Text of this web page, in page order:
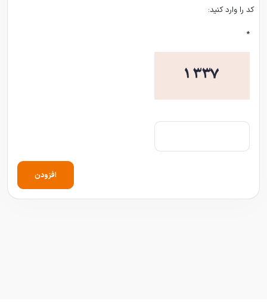
کد را وارد کنید:
*
افزودن